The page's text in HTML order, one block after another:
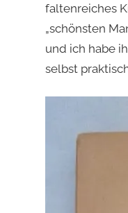
faltenreiches
„schönsten
und ich habe
selbst